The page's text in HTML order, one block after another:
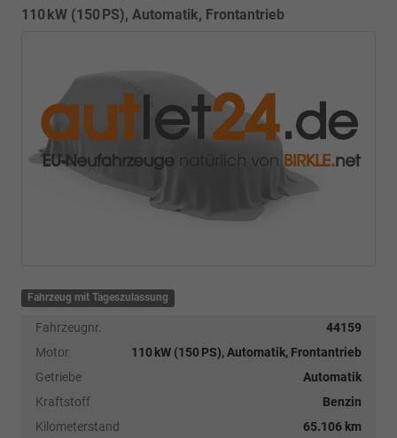
110 kW (150 PS), Automatik, Frontantrieb
Fahrzeug mit Tageszulassung
Fahrzeugnr.
44159
Motor
110 kW (150 PS), Automatik, Frontantrieb
Getriebe
Automatik
Kraftstoff
Benzin
Kilometerstand
65.106 km